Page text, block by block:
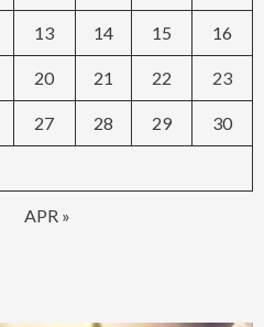
APR »
13 14 15 16
20 21 22 23
27 28 29 30